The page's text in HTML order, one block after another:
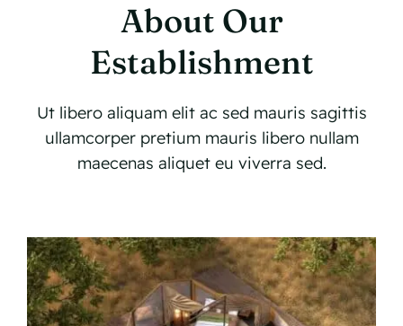
About Our
Establishment
Ut libero aliquam elit ac sed mauris sagittis
ullamcorper pretium mauris libero nullam
maecenas aliquet eu viverra sed.